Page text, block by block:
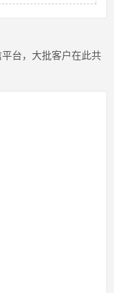
台，大批客户在此共